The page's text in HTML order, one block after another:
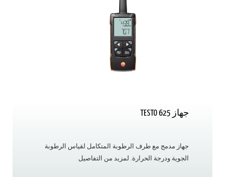
جهاز TESTO 625
جهاز مدمج مع طرف الرطوبة المتكامل لقياس الرطوبة
الجوية ودرجة الحرارة. لمزيد من التفاصيل